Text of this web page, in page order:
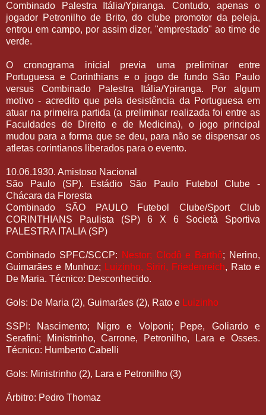
Combinado Palestra Itália/Ypiranga. Contudo, apenas o
jogador Petronilho de Brito, do clube promotor da peleja,
entrou em campo, por assim dizer, "emprestado" ao time de
verde.
O cronograma inicial previa uma preliminar entre
Portuguesa e Corinthians e o jogo de fundo São Paulo
versus Combinado Palestra Itália/Ypiranga. Por algum
motivo - acredito que pela desistência da Portuguesa em
atuar na primeira partida (a preliminar realizada foi entre as
Faculdades de Direito e de Medicina), o jogo principal
mudou para a forma que se deu, para não se dispensar os
atletas corintianos liberados para o evento.
10.06.1930. Amistoso Nacional
São Paulo (SP). Estádio São Paulo Futebol Clube -
Chácara da Floresta
Combinado SÃO PAULO Futebol Clube/Sport Club
CORINTHIANS Paulista (SP) 6 X 6 Società Sportiva
PALESTRA ITALIA (SP)
Combinado SPFC/SCCP: Nestor; Clodô e Barthô; Nerino,
Guimarães e Munhoz; Luizinho, Siriri, Friedenreich, Rato e
De Maria. Técnico: Desconhecido.
Gols: De Maria (2), Guimarães (2), Rato e Luizinho
SSPI: Nascimento; Nigro e Volponi; Pepe, Goliardo e
Serafini; Ministrinho, Carrone, Petronilho, Lara e Osses.
Técnico: Humberto Cabelli
Gols: Ministrinho (2), Lara e Petronilho (3)
Árbitro: Pedro Thomaz